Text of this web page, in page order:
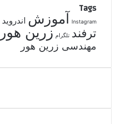
Tags
Instagram آموزش اندروید
ترفند تلگرام زرین هور
مهندسی زرین هور